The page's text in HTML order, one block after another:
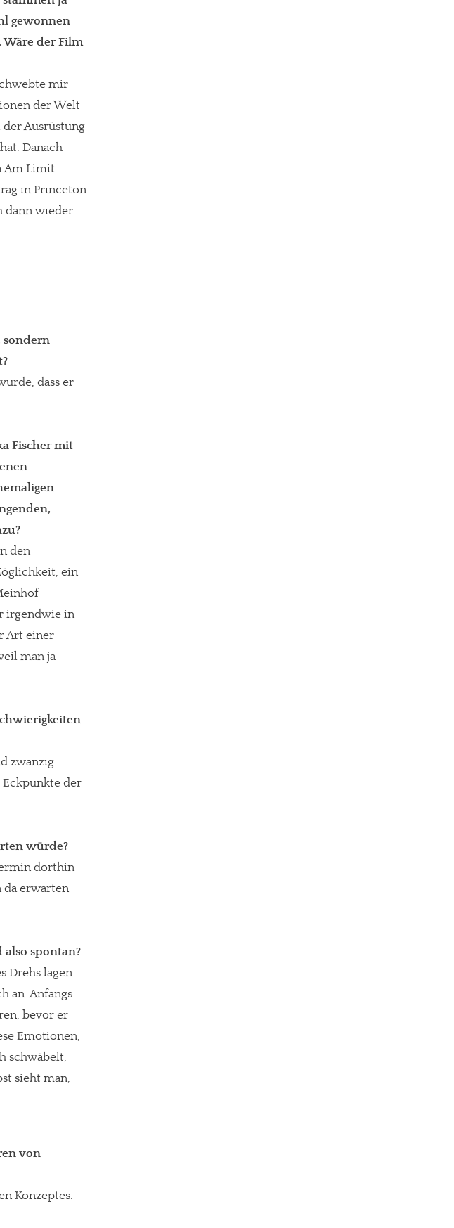
sind in den letzten Monaten stark zurückgegangen.
kleinen Spende unterstützen.
gewonnen
Wäre der Film
mir
der Welt
Ausrüstung
Danach
Limit
in Princeton
dann wieder
sondern
dass er
Fischer mit
den
ein
irgendwie in
Art einer
man ja
zwanzig
Eckpunkte der
würde?
dorthin
da erwarten
spontan?
Drehs lagen
an. Anfangs
bevor er
Emotionen,
schwäbelt,
sieht man,
von
Konzeptes.